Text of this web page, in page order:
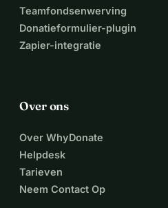
Teamfondsenwerving
Donatieformulier-plugin
Zapier-integratie
Over ons
Over WhyDonate
Helpdesk
Tarieven
Neem Contact Op